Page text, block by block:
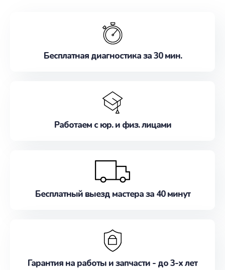
Бесплатная диагностика за 30 мин.
Работаем с юр. и физ. лицами
Бесплатный выезд мастера за 40 минут
Гарантия на работы и запчасти - до 3-х лет